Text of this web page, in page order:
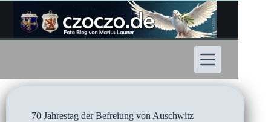
Inhalt
springen
70 Jahrestag der Befreiung von Auschwitz